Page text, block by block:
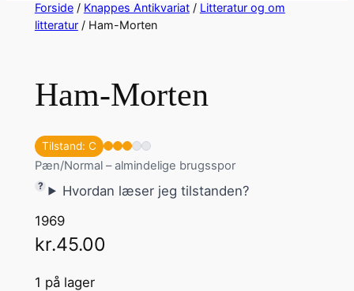
SpringForside/ Knappes Antikvariat/ Litteratur og om
litteratur/ Ham-Morten
Ham-Morten
Tilstand: C
Pæn/Normal – almindelige brugsspor
Hvordan læser jeg tilstanden?
1969
kr.45.00
1 på lager